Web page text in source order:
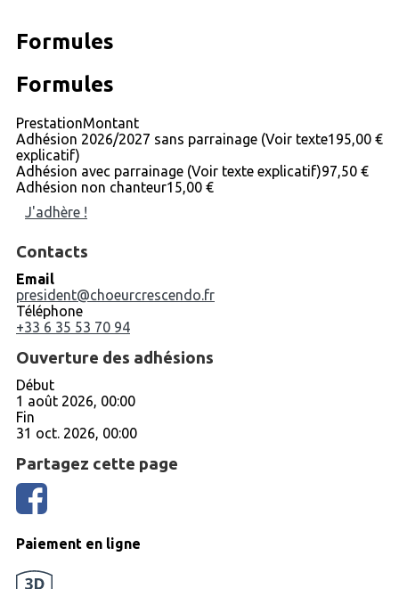
Formules
Formules
PrestationMontant
Adhésion 2026/2027 sans parrainage (Voir texte
explicatif)
195,00 €
Adhésion avec parrainage (Voir texte explicatif)97,50 €
Adhésion non chanteur15,00 €
J'adhère !
Contacts
Email
president@choeurcrescendo.fr
Téléphone
+33 6 35 53 70 94
Ouverture des adhésions
Début
1 août 2026, 00:00
Fin
31 oct. 2026, 00:00
Partagez cette page
Paiement en ligne